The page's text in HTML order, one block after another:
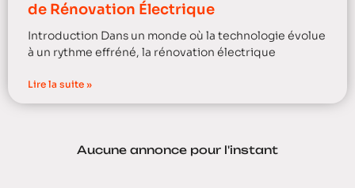
de Rénovation Électrique
Introduction Dans un monde où la technologie évolue
à un rythme effréné, la rénovation électrique
Lire la suite »
Aucune annonce pour l'instant